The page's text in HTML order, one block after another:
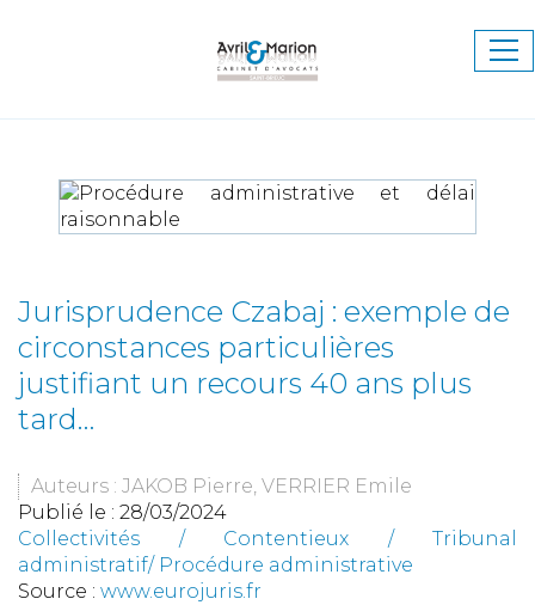
Jurisprudence Czabaj : exemple de
circonstances particulières
justifiant un recours 40 ans plus
tard…
Auteurs : JAKOB Pierre, VERRIER Emile
Publié le : 28/03/2024
Collectivités / Contentieux / Tribunal
administratif/ Procédure administrative
Source : www.eurojuris.fr